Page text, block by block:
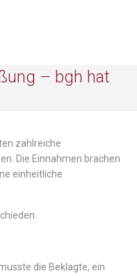
– bgh hat
zahlreiche
. Die Einnahmen brachen
einheitliche
.
die Beklagte, ein